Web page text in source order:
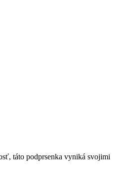
táto podprsenka vyniká svojimi